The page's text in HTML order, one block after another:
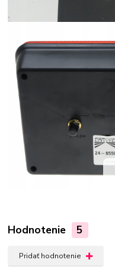
Hodnotenie 5
Pridať hodnotenie